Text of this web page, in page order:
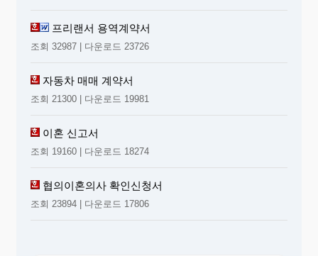
프리랜서 용역계약서
조회 32987 | 다운로드 23726
자동차 매매 계약서
조회 21300 | 다운로드 19981
이혼 신고서
조회 19160 | 다운로드 18274
협의이혼의사 확인신청서
조회 23894 | 다운로드 17806